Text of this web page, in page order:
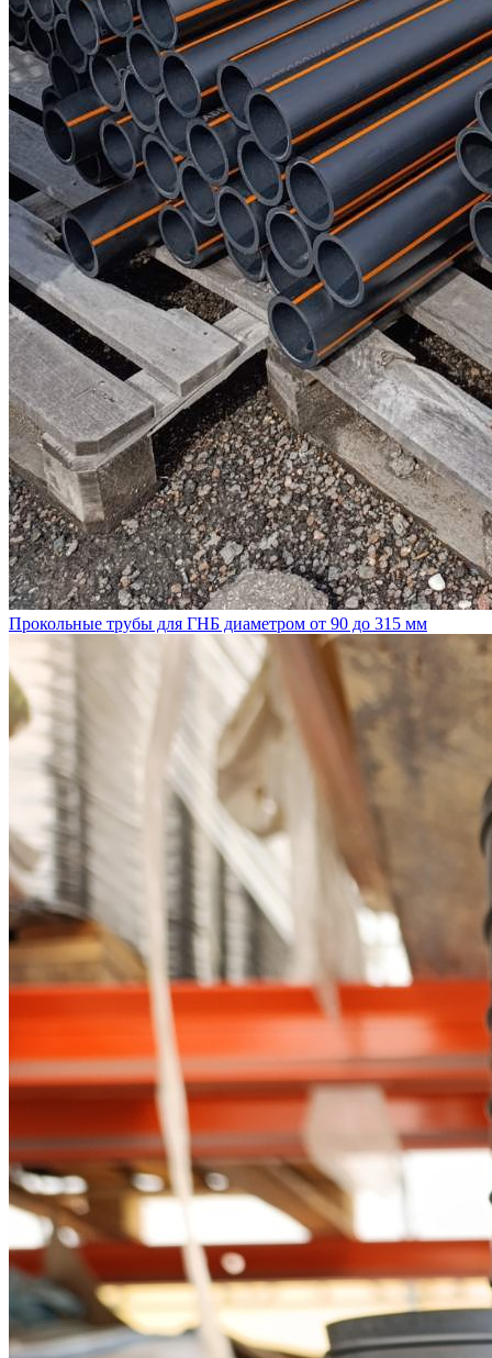
Прокольные трубы для ГНБ диаметром от 90 до 315 мм